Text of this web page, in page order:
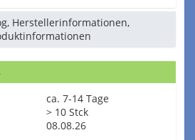
Herstellerinformationen,
ca. 7-14 Tage
> 10 Stck
08.08.26